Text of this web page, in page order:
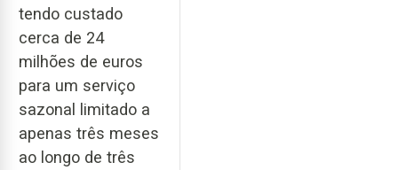
tendo custado
cerca de 24
milhões de euros
para um serviço
sazonal limitado a
apenas três meses
ao longo de três